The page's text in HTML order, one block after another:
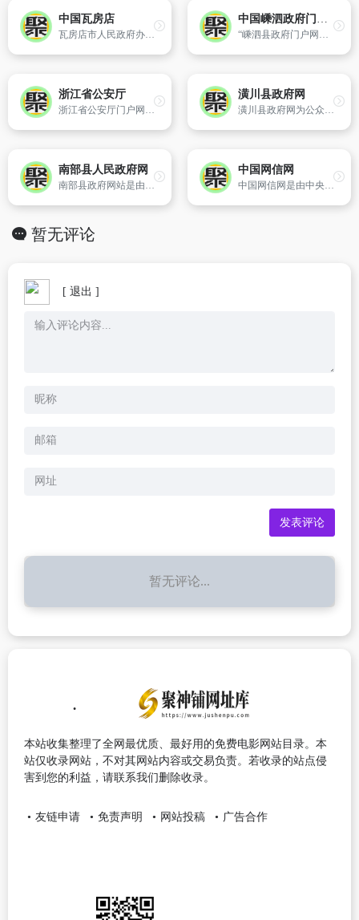
中国瓦房店
瓦房店市人民政府办公室主办
中国嵊泗政府门户网站
“嵊泗县政府门户网站”是在县委、县政府领导的关心和支持下,政府办公室领导的指导下于2004年3月开始建设,同年7月1日开通运行。由于2004版网站开发较早,规划不足,技术落后,与群众对政府信息透明度、政府信息公开的迫切需求的矛盾日益突出,县政府办公室于2011年对网站进行了大规模改版,并已正式启动新网站。
浙江省公安厅
浙江省公安厅门户网主要围绕“办事大厅、警民互动、警务资讯、政府信息公开”四大功能,全面、及时、准确地主动公开政府信息,是公众了解政府行为、监督政府行为的直接途径。浙江省公安厅网站办事大厅为公众提供“港澳再次签注申请网上受理、全省机动车违法查询、出入境办理进度查询、高速公路交通违法处理、机动
潢川县政府网
潢川县政府网为公众提供潢川县的政务、政策、概况、经济、办事、服务等信息,是公众、企业获取潢川县综合信息的主渠道、政府在线服务的主窗口。
南部县人民政府网
南部县政府网站是由四川省南部县人民政府主办,南部县信息中心承办的政府部门直接联系群众、服务群众、展现政府整体形象的重要窗口,以及政府对外发布各类政务信息、提供国内外人士有关事务的统一平台,也是南部县电子政务建设的重要组成部分。
中国网信网
中国网信网是由中央网络安全和信息化领导小组办公室、国家互联网信息办公室精心打造的综合性门户,旨在促进互联网信息服务健康有序发展,保护公民、法人和其他组织的合法权益,维护国家安全和公共利益,宣传互联网信息传播方针政策。
暂无评论
[ 退出 ]
暂无评论...
本站收集整理了全网最优质、最好用的免费电影网站目录。本
站仅收录网站，不对其网站内容或交易负责。若收录的站点侵
害到您的利益，请联系我们删除收录。
友链申请 免责声明 网站投稿 广告合作